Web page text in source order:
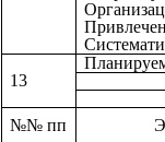
13
№№ пп